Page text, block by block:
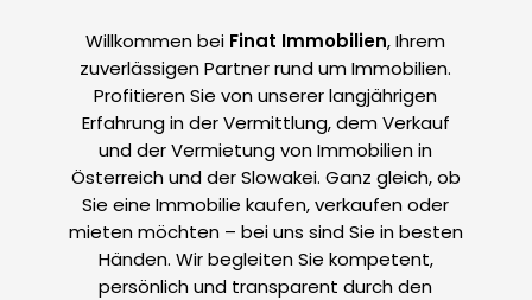
Willkommen bei Finat Immobilien, Ihrem
zuverlässigen Partner rund um Immobilien.
Profitieren Sie von unserer langjährigen
Erfahrung in der Vermittlung, dem Verkauf
und der Vermietung von Immobilien in
Österreich und der Slowakei. Ganz gleich, ob
Sie eine Immobilie kaufen, verkaufen oder
mieten möchten – bei uns sind Sie in besten
Händen. Wir begleiten Sie kompetent,
persönlich und transparent durch den